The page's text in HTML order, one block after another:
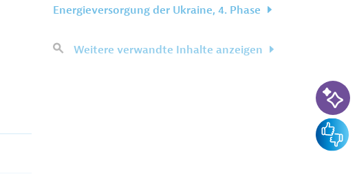
Energieversorgung der Ukraine, 4. Phase
Weitere verwandte Inhalte anzeigen
KI-